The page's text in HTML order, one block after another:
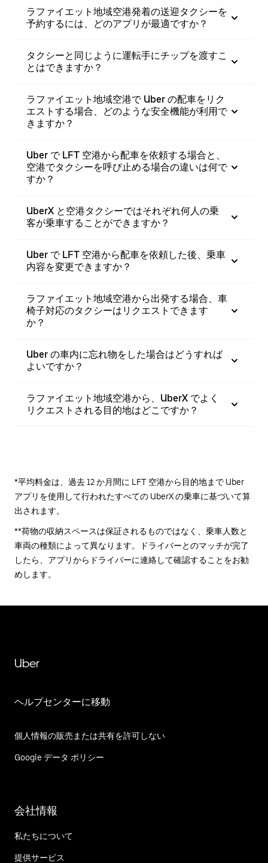
ラファイエット地域空港発着の送迎タクシーを
予約するには、どのアプリが最適ですか？
タクシーと同じように運転手にチップを渡すこ
とはできますか？
ラファイエット地域空港で Uber の配車をリク
エストする場合、どのような安全機能が利用で
きますか？
Uber で LFT 空港から配車を依頼する場合と、
空港でタクシーを呼び止める場合の違いは何で
すか？
UberX と空港タクシーではそれぞれ何人の乗
客が乗車することができますか？
Uber で LFT 空港から配車を依頼した後、乗車
内容を変更できますか？
ラファイエット地域空港から出発する場合、車
椅子対応のタクシーはリクエストできます
か？
Uber の車内に忘れ物をした場合はどうすれば
よいですか？
ラファイエット地域空港から、UberX でよく
リクエストされる目的地はどこですか？
*平均料金は、過去 12 か月間に LFT 空港から目的地まで Uber
アプリを使用して行われたすべての UberX の乗車に基づいて算
出されます。
**荷物の収納スペースは保証されるものではなく、乗車人数と
車両の種類によって異なります。ドライバーとのマッチが完了
したら、アプリからドライバーに連絡して確認することをお勧
めします。
Uber
ヘルプセンターに移動
個人情報の販売または共有を許可しない
Google データ ポリシー
会社情報
私たちについて
提供サービス